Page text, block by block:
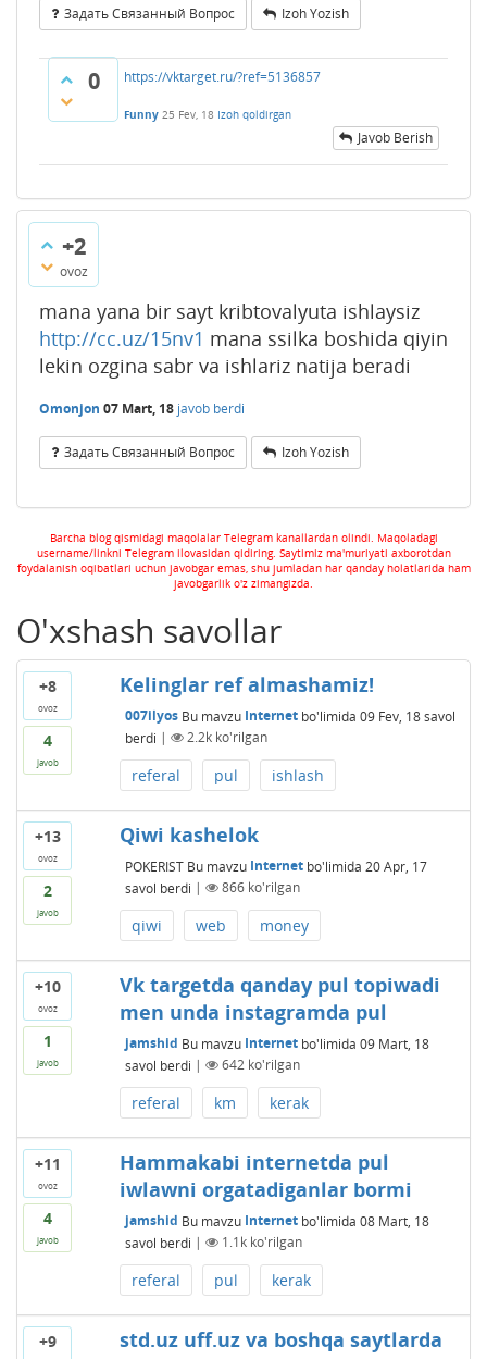
Задать Связанный Вопрос Izoh Yozish
0 https://vktarget.ru/?ref=5136857
Funny 25 Fev, 18 Izoh qoldirgan
Javob Berish
+2
ovoz
mana yana bir sayt kribtovalyuta ishlaysiz
http://cc.uz/15nv1 mana ssilka boshida qiyin
lekin ozgina sabr va ishlariz natija beradi
Omonjon 07 Mart, 18 javob berdi
Задать Связанный Вопрос Izoh Yozish
Barcha blog qismidagi maqolalar Telegram kanallardan olindi. Maqoladagi
username/linkni Telegram ilovasidan qidiring. Saytimiz ma'muriyati axborotdan
foydalanish oqibatlari uchun javobgar emas, shu jumladan har qanday holatlarida ham
javobgarlik o'z zimangizda.
O'xshash savollar
+8
ovoz
4
javob
Kelinglar ref almashamiz!
007ilyos Bu mavzu Internetbo'limida 09 Fev, 18 savol
berdi | 2.2kko'rilgan
referal pul ishlash
+13
ovoz
2
javob
Qiwi kashelok
POKERIST Bu mavzu Internetbo'limida 20 Apr, 17
savol berdi | 866ko'rilgan
qiwi web money
+10
ovoz
1
javob
Vk targetda qanday pul topiwadi
men unda instagramda pul
jamshid Bu mavzu Internetbo'limida 09 Mart, 18
savol berdi | 642ko'rilgan
referal km kerak
+11
ovoz
4
javob
Hammakabi internetda pul
iwlawni orgatadiganlar bormi
jamshid Bu mavzu Internetbo'limida 08 Mart, 18
savol berdi | 1.1kko'rilgan
referal pul kerak
+9
std.uz uff.uz va boshqa saytlarda